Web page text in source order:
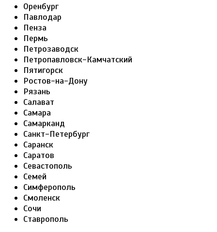
Оренбург
Павлодар
Пенза
Пермь
Петрозаводск
Петропавловск-Камчатский
Пятигорск
Ростов-на-Дону
Рязань
Салават
Самара
Самарканд
Санкт-Петербург
Саранск
Саратов
Севастополь
Семей
Симферополь
Смоленск
Сочи
Ставрополь